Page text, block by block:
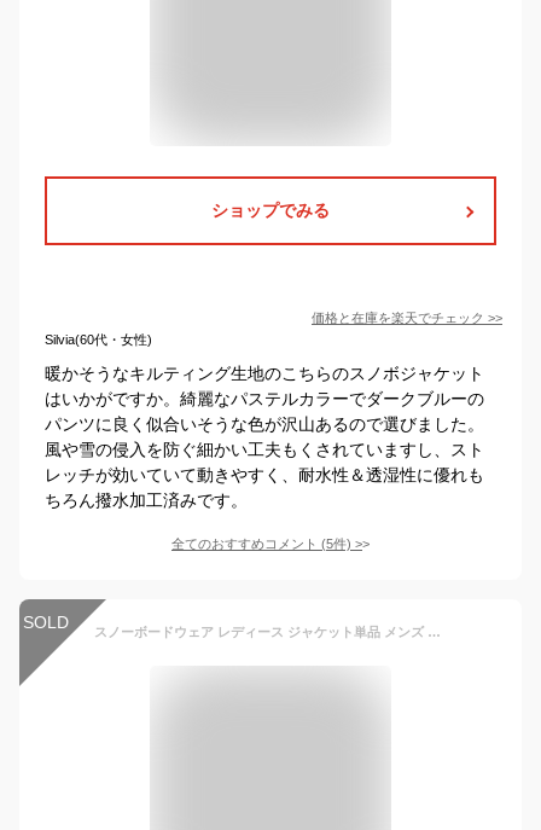
ショップでみる
価格と在庫を楽天でチェック >>
Silvia(60代・女性)
暖かそうなキルティング生地のこちらのスノボジャケット
はいかがですか。綺麗なパステルカラーでダークブルーの
パンツに良く似合いそうな色が沢山あるので選びました。
風や雪の侵入を防ぐ細かい工夫もくされていますし、スト
レッチが効いていて動きやすく、耐水性＆透湿性に優れも
ちろん撥水加工済みです。
全てのおすすめコメント (5件) >
SOLD スノーボードウェア レディース ジャケット単品 メンズ W_RAY ダブルレイ スノボウェア 2021-2022 ボードウェア スノボー ジャケット スノボーウェア メンズウェア レディースウェア XXS XS S M L XL XXL